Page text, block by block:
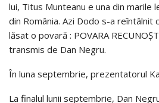
lui, Titus Munteanu e una din marile
din România. Azi Dodo s-a reîntâlnit
lăsat o povară : POVARA
transmis de Dan Negru.
În luna septembrie, prezentatorul
La finalul lunii septembrie, Dan